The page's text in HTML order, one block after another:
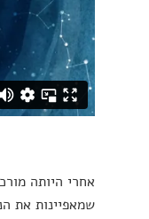
אחרי היותה
שמאפיינות את